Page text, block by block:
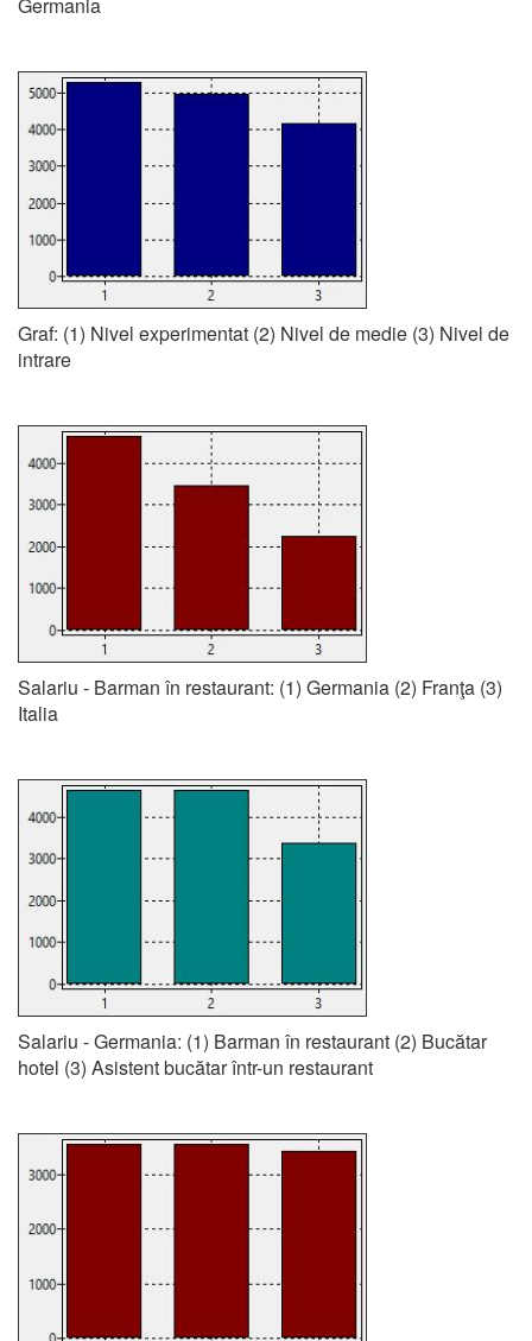
Graf: (1) Nivel experimentat (2) Nivel de medie (3) Nivel de
intrare
Salariu - Barman în restaurant: (1) Germania (2) Franţa (3)
Italia
Salariu - Germania: (1) Barman în restaurant (2) Bucătar
hotel (3) Asistent bucătar într-un restaurant